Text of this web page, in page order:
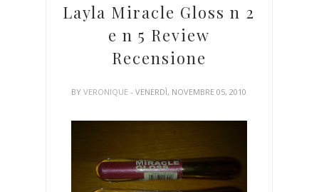
Layla Miracle Gloss n 2
e n 5 Review
Recensione
BYVERONIQUE- VENERDÌ, NOVEMBRE 05, 2010